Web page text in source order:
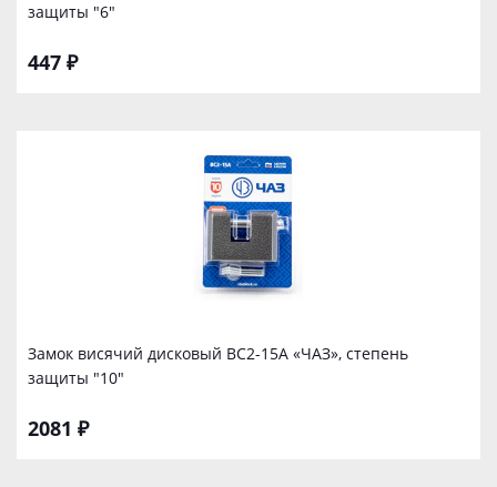
защиты "6"
447 ₽
Замок висячий дисковый ВС2-15А «ЧАЗ», степень
защиты "10"
2081 ₽